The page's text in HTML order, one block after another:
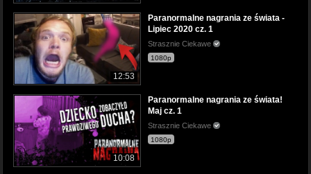
12:53
Paranormalne nagrania ze świata -
Lipiec 2020 cz. 1
Strasznie Ciekawe
1080p
10:08
Paranormalne nagrania ze świata!
Maj cz. 1
Strasznie Ciekawe
1080p